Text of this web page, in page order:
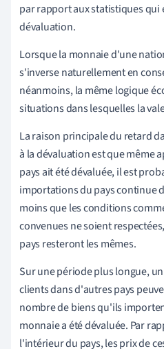
par rapport aux statistiques qui
dévaluation.
Lorsque la monnaie d'une
s'inverse naturellement en
néanmoins, la même logique
situations dans lesquelles la
La raison principale du retard
à la dévaluation est que même
pays ait été dévaluée, il est
importations du pays continue
moins que les conditions
convenues ne soient
pays resteront les mêmes.
Sur une période plus longue,
clients dans d'autres pays
nombre de biens qu'ils
monnaie a été dévaluée. Par
l'intérieur du pays, les prix de